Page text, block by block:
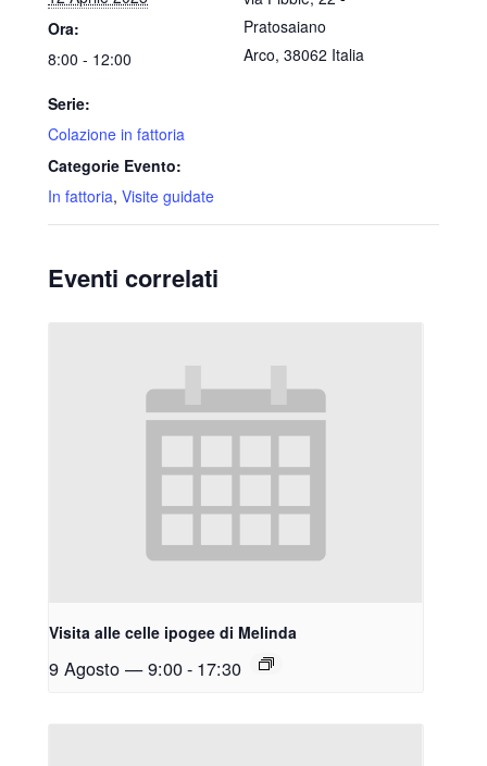
Ora:
8:00 - 12:00
Serie:
Colazione in fattoria
Categorie Evento:
In fattoria, Visite guidate
Pratosaiano
Arco, 38062 Italia
Eventi correlati
Visita alle celle ipogee di Melinda
9 Agosto — 9:00- 17:30